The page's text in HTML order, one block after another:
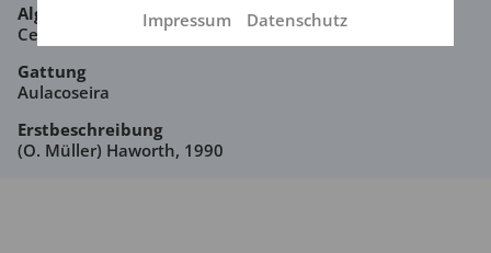
Algenordnung
Centrales
Gattung
Aulacoseira
Erstbeschreibung
(O. Müller) Haworth, 1990
Impressum Datenschutz